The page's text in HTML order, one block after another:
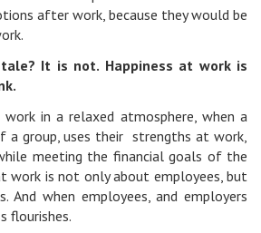
after work, because they would be
It is not. Happiness at work is
in a relaxed atmosphere, when a
a group, uses their strengths at work,
meeting the financial goals of the
work is not only about employees, but
And when employees, and employers
flourishes.